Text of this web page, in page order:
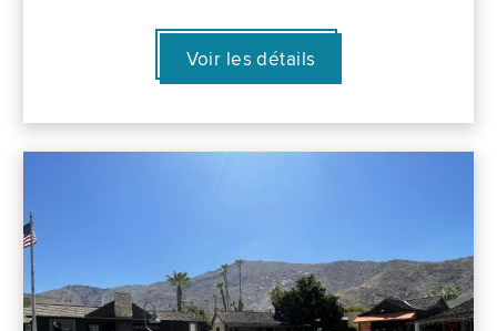
Voir les détails